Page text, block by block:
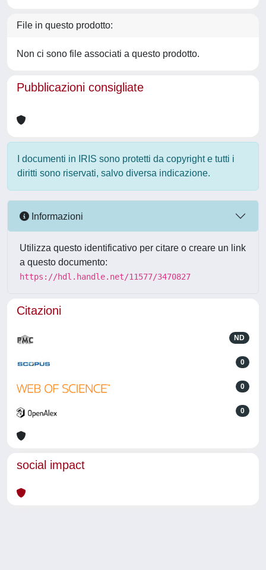
File in questo prodotto:
Non ci sono file associati a questo prodotto.
Pubblicazioni consigliate
I documenti in IRIS sono protetti da copyright e tutti i
diritti sono riservati, salvo diversa indicazione.
Informazioni
Utilizza questo identificativo per citare o creare un link
a questo documento:
https://hdl.handle.net/11577/3470827
Citazioni
ND
0
0
0
social impact